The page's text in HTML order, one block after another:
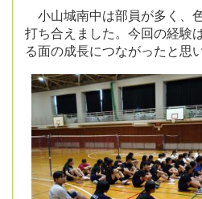
小山城南中は部員が多く、
打ち合えました。今回の経験
る面の成長につながったと思